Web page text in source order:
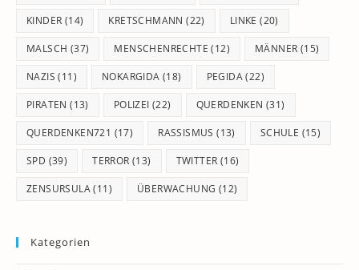
KINDER (14) KRETSCHMANN (22) LINKE (20)
MALSCH (37) MENSCHENRECHTE (12) MÄNNER (15)
NAZIS (11) NOKARGIDA (18) PEGIDA(22)
PIRATEN (13) POLIZEI (22) QUERDENKEN (31)
QUERDENKEN721 (17) RASSISMUS (13) SCHULE (15)
SPD (39) TERROR (13) TWITTER (16)
ZENSURSULA(11) ÜBERWACHUNG (12)
Kategorien